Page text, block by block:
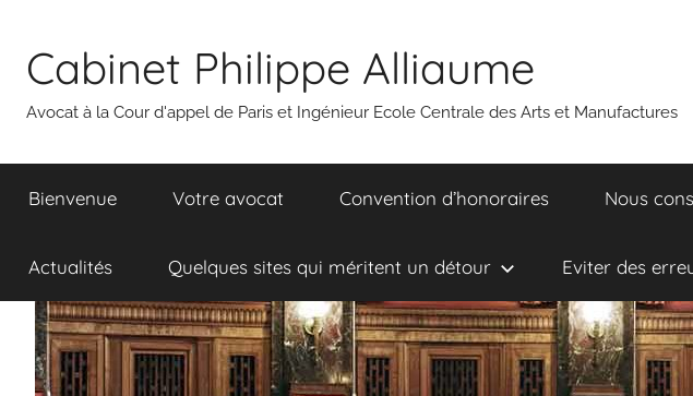
contenu
Cabinet Philippe Alliaume
Avocat à la Cour d'appel de Paris et Ingénieur Ecole Centrale des Arts et Manufactures
Bienvenue Votre avocat Convention d’honoraires Nous
Actualités Quelques sites qui méritent un détour Eviter des